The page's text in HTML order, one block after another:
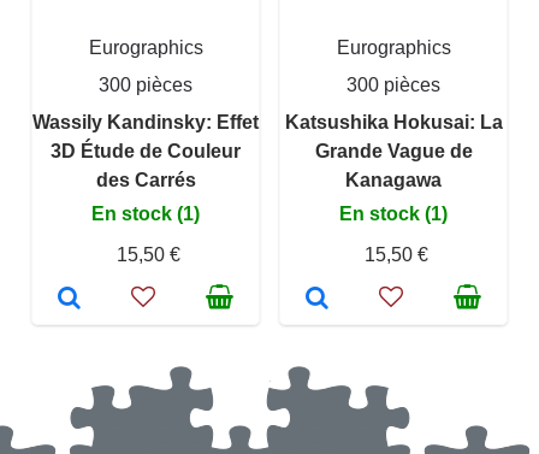
Eurographics
300 pièces
Wassily Kandinsky: Effet
3D Étude de Couleur
des Carrés
En stock (1)
15,50 €
Eurographics
300 pièces
Katsushika Hokusai: La
Grande Vague de
Kanagawa
En stock (1)
15,50 €